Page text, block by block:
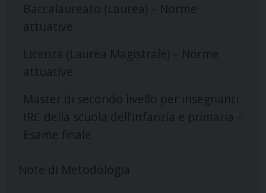
Baccalaureato (Laurea) – Norme
attuative
Licenza (Laurea Magistrale) – Norme
attuative
Master di secondo livello per insegnanti
IRC della scuola dell’infanzia e primaria –
Esame finale
Note di Metodologia